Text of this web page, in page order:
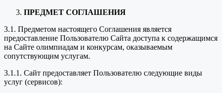
ПРЕДМЕТ СОГЛАШЕНИЯ
3.1. Предметом настоящего Соглашения является
предоставление Пользователю Сайта доступа к содержащимся
на Сайте олимпиадам и конкурсам, оказываемым
сопутствующим услугам.
3.1.1. Сайт предоставляет Пользователю следующие виды
услуг (сервисов):